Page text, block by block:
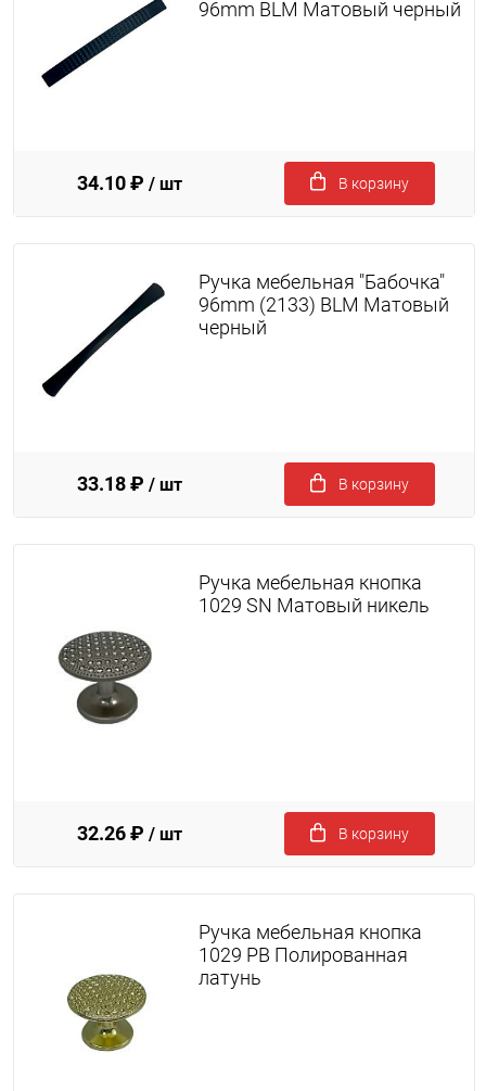
96mm BLM Матовый черный
34.10 ₽ / шт В корзину
Ручка мебельная "Бабочка"
96mm (2133) BLM Матовый
черный
33.18 ₽ / шт В корзину
Ручка мебельная кнопка
1029 SN Матовый никель
32.26 ₽ / шт В корзину
Ручка мебельная кнопка
1029 PB Полированная
латунь